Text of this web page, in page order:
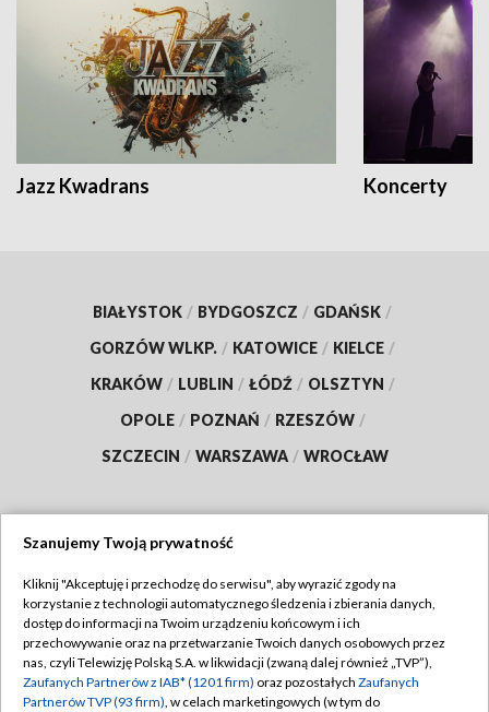
Jazz Kwadrans Koncerty
BIAŁYSTOK / BYDGOSZCZ / GDAŃSK /
GORZÓW WLKP. / KATOWICE / KIELCE /
KRAKÓW / LUBLIN / ŁÓDŹ / OLSZTYN /
OPOLE / POZNAŃ / RZESZÓW /
SZCZECIN / WARSZAWA / WROCŁAW
TVP
Abonament TVP
Emisja w TVP
Regulamin TVP
Polityka prywatności
Szanujemy Twoją prywatność
Kliknij "Akceptuję i przechodzę do serwisu", aby wyrazić zgody na
korzystanie z technologii automatycznego śledzenia i zbierania danych,
dostęp do informacji na Twoim urządzeniu końcowym i ich
przechowywanie oraz na przetwarzanie Twoich danych osobowych przez
nas, czyli Telewizję Polską S.A. w likwidacji (zwaną dalej również „TVP”),
Zaufanych Partnerów z IAB* (1201 firm) oraz pozostałych Zaufanych
Partnerów TVP (93 firm), w celach marketingowych (w tym do